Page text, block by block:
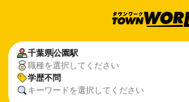
千葉県公園駅
職種を選択してください
学歴不問
キーワードを選択してください
千葉県公園駅
学歴不問